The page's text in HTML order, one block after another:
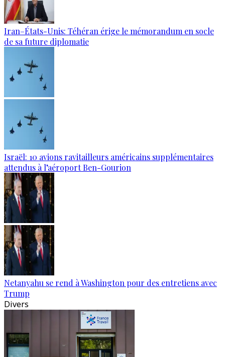
Iran–États-Unis: Téhéran érige le mémorandum en socle
de sa future diplomatie
Israël: 10 avions ravitailleurs américains supplémentaires
attendus à l’aéroport Ben-Gourion
Netanyahu se rend à Washington pour des entretiens avec
Trump
Divers